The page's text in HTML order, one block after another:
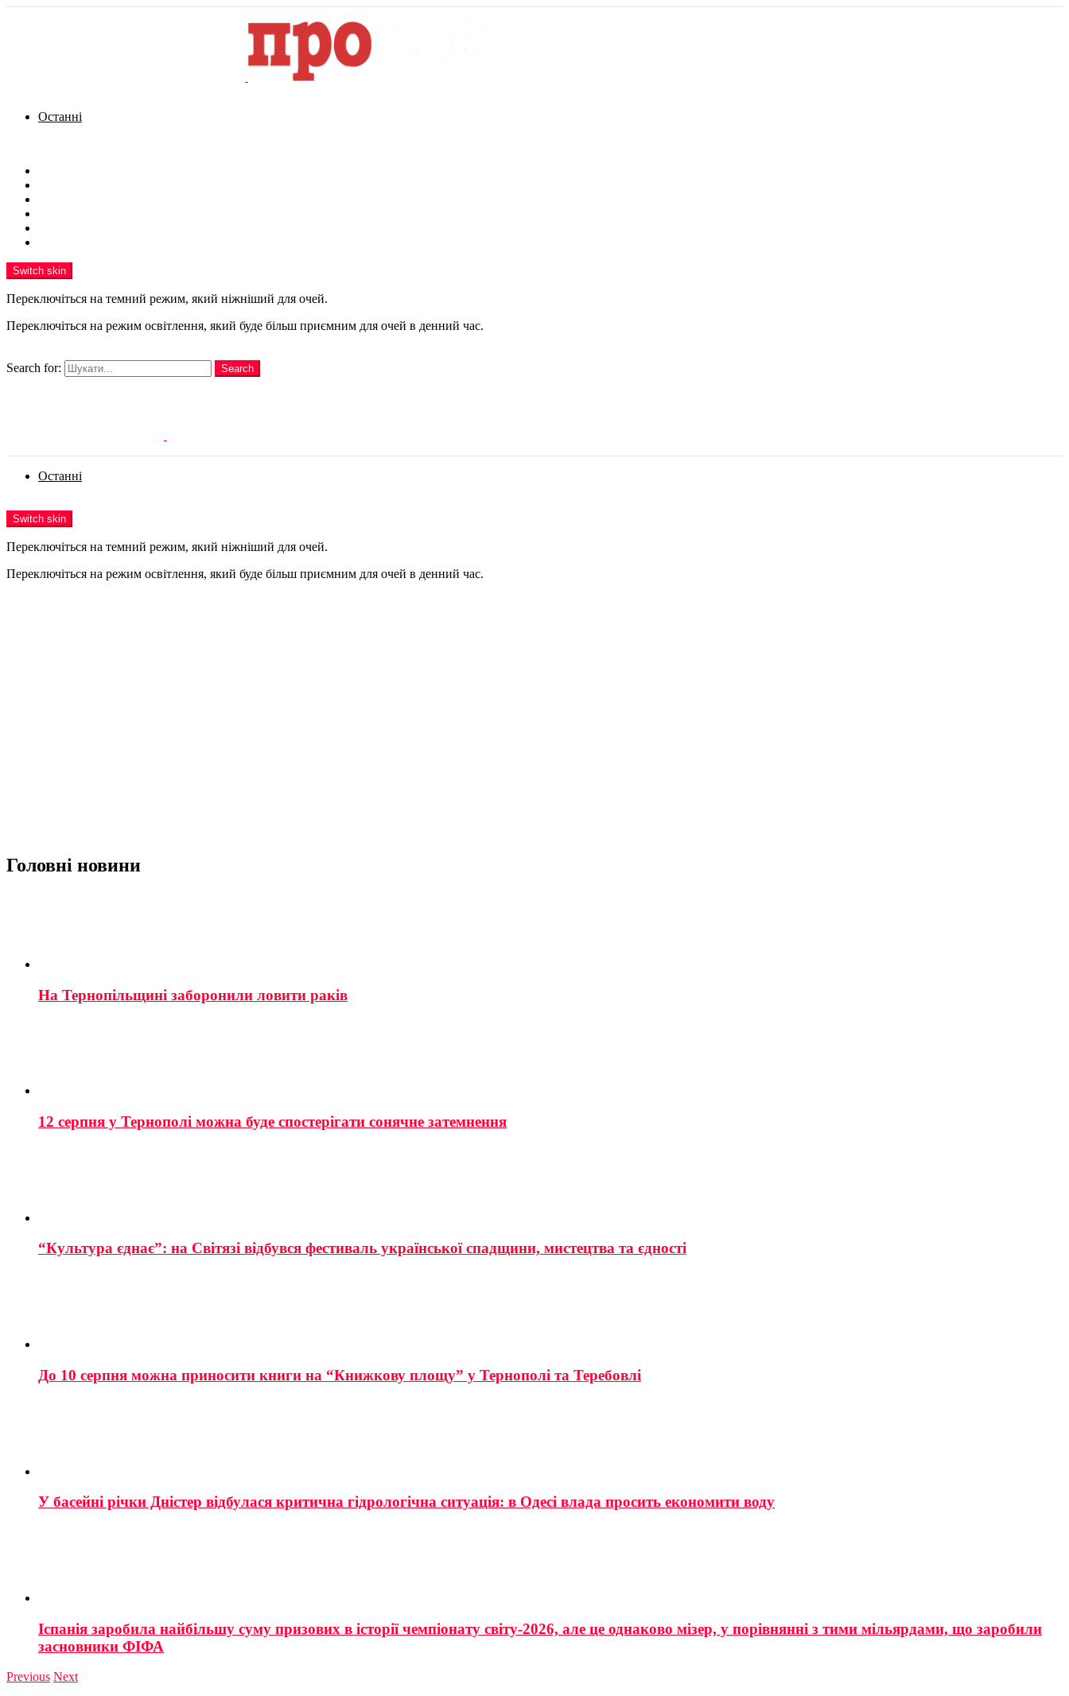
Останні
Switch skin
Переключіться на темний режим, який ніжніший для очей.
Переключіться на режим освітлення, який буде більш приємним для очей в денний час.
Search for:
Search
Останні
Switch skin
Переключіться на темний режим, який ніжніший для очей.
Переключіться на режим освітлення, який буде більш приємним для очей в денний час.
Головні новини
На Тернопільщині заборонили ловити раків
12 серпня у Тернополі можна буде спостерігати сонячне затемнення
“Культура єднає”: на Світязі відбувся фестиваль української спадщини, мистецтва та єдності
До 10 серпня можна приносити книги на “Книжкову площу” у Тернополі та Теребовлі
У басейні річки Дністер відбулася критична гідрологічна ситуація: в Одесі влада просить економити воду
Іспанія заробила найбільшу суму призових в історії чемпіонату світу-2026, але це однаково мізер, у порівнянні з тими мільярдами, що заробили
засновники ФІФА
Previous Next